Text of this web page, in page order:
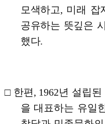
모색하고, 미래 잡
공유하는 뜻깊은
했다.
□ 한편, 1962년 설립된
을 대표하는 유일